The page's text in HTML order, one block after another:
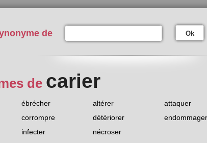
de Ok
de carier
ébrécher altérer
attaquer
corrompre détériorer
endommager
infecter nécroser